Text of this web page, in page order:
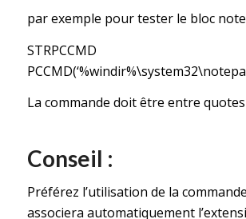
par exemple pour tester le bloc note
STRPCCMD
La commande doit être entre quotes
Conseil :
Préférez l’utilisation de la
associera automatiquement